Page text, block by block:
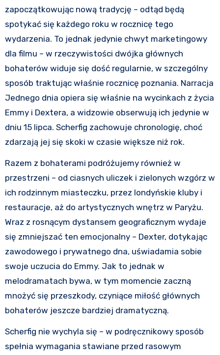
zapoczątkowując nową tradycję – odtąd będą
spotykać się każdego roku w rocznicę tego
wydarzenia. To jednak jedynie chwyt marketingowy
dla filmu – w rzeczywistości dwójka głównych
bohaterów widuje się dość regularnie, w szczególny
sposób traktując właśnie rocznicę poznania. Narracja
Jednego dnia opiera się właśnie na wycinkach z życia
Emmy i Dextera, a widzowie obserwują ich jedynie w
dniu 15 lipca. Scherfig zachowuje chronologię, choć
zdarzają jej się skoki w czasie większe niż rok.
Razem z bohaterami podróżujemy również w
przestrzeni – od ciasnych uliczek i zielonych wzgórz w
ich rodzinnym miasteczku, przez londyńskie kluby i
restauracje, aż do artystycznych wnętrz w Paryżu.
Wraz z rosnącym dystansem geograficznym wydaje
się zmniejszać ten emocjonalny – Dexter, dotykając
zawodowego i prywatnego dna, uświadamia sobie
swoje uczucia do Emmy. Jak to jednak w
melodramatach bywa, w tym momencie zaczną
mnożyć się przeszkody, czyniące miłość głównych
bohaterów jeszcze bardziej dramatyczną.
Scherfig nie wychyla się – w podręcznikowy sposób
spełnia wymagania stawiane przed rasowym